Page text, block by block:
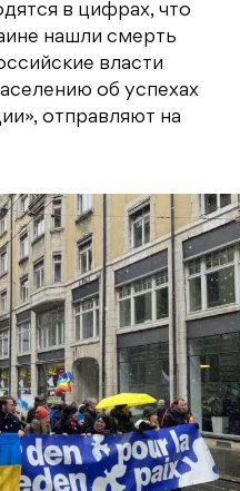
в цифрах, что
нашли смерть
власти
об успехах
отправляют на